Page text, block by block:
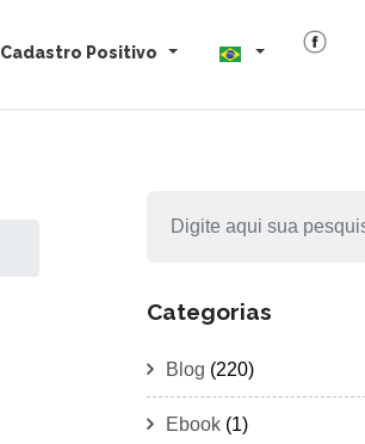
Cadastro Positivo
Categorias
Blog (220)
Ebook (1)